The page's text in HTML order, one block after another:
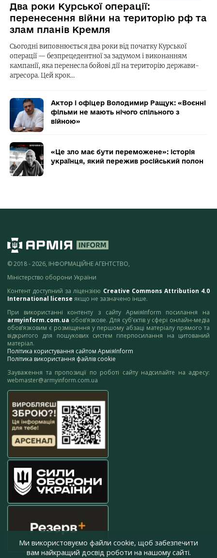
Два роки Курської операції:
перенесення війни на територію рф та
злам планів Кремля
Сьогодні виповнюється два роки від початку Курської
операції — безпрецедентної за задумом і виконанням
кампанії, яка перенесла бойові дії на територію держави-
агресора. Цей крок…
Актор і офіцер Володимир Ращук: «Воєнні
фільми не мають нічого спільного з
війною»
«Це зло має бути переможене»: історія
українця, який пережив російський полон
© 2018 - 2026, ІНФОРМАЦІЙНЕ АГЕНТСТВО,
Міністерство оборони України
Контент доступний за ліцензією Creative Commons Attribution 4.0
International license якщо не зазначено інше.
При використанні контенту з сайту АрміяInform посилання на
armyinform.com.ua обов’язкове. Для суб’єктів у сфері онлайн-медіа
обов’язковим є розміщення у першому абзаці матеріалу прямого та
відкритого для пошукових систем гіперпосилання на цитований
матеріал.
Політика користування сайтом АрміяInform
Політика використання файлів cookie
Зауваження та пропозиції по роботі сайту надсилайте на адресу:
webmaster@armyinform.com.ua
Ми використовуємо файли cookie, щоб забезпечити
вам найкращий досвід роботи на нашому сайті.